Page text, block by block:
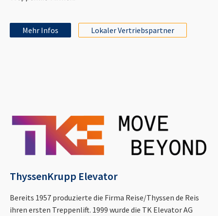
Mehr Infos Lokaler Vertriebspartner
ThyssenKrupp Elevator
Bereits 1957 produzierte die Firma Reise/Thyssen de Reis
ihren ersten Treppenlift. 1999 wurde die TK Elevator AG